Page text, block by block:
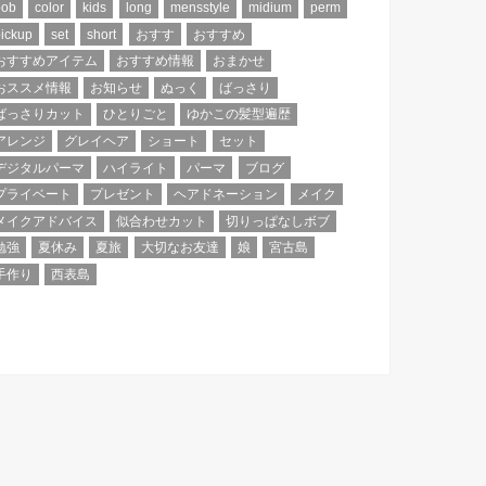
color kids long mensstyle midium
perm
set short おすす
おすすめ
すすめアイテム
おすすめ情報
おまかせ
ススメ情報
お知らせ ぬっく
ばっさり
っさりカット
ひとりごと
ゆかこの髪型遍歴
レンジ
グレイヘア ショート
セット
ジタルパーマ
ハイライト パーマ
ブログ
ライベート
プレゼント ヘアドネーション
メイク
イクアドバイス
似合わせカット
切りっぱなしボブ
強
夏休み 夏旅 大切なお友達 娘
宮古島
作り
西表島